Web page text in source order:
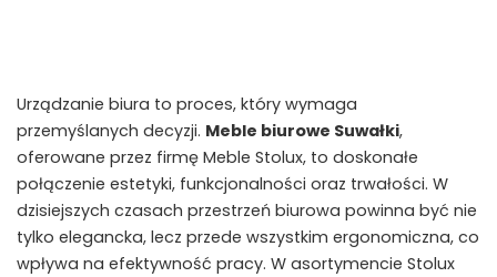
Urządzanie biura to proces, który wymaga
przemyślanych decyzji. Meble biurowe Suwałki,
oferowane przez firmę Meble Stolux, to doskonałe
połączenie estetyki, funkcjonalności oraz trwałości. W
dzisiejszych czasach przestrzeń biurowa powinna być nie
tylko elegancka, lecz przede wszystkim ergonomiczna, co
wpływa na efektywność pracy. W asortymencie Stolux